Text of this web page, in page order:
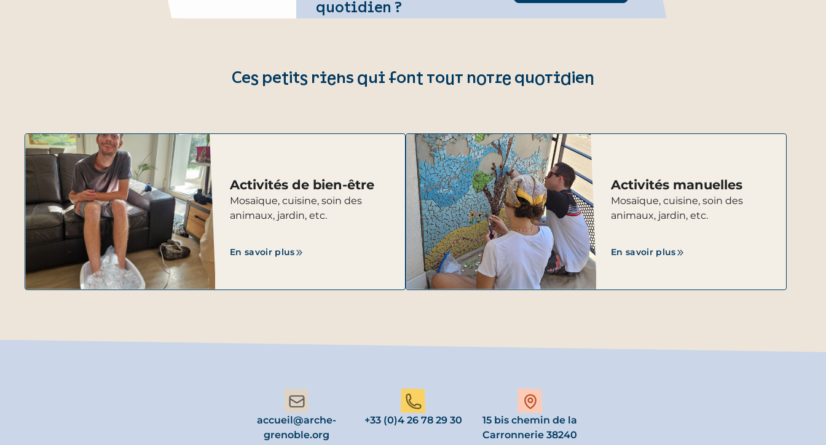
quotidien ?
Ces petits riens qui font tout notre quotidien
Activités de bien-être
Mosaïque, cuisine, soin des
animaux, jardin, etc.
En savoir plus
Activités manuelles
Mosaïque, cuisine, soin des
animaux, jardin, etc.
En savoir plus
accueil@arche-
grenoble.org
+33 (0)4 26 78 29 30
15 bis chemin de la
Carronnerie 38240